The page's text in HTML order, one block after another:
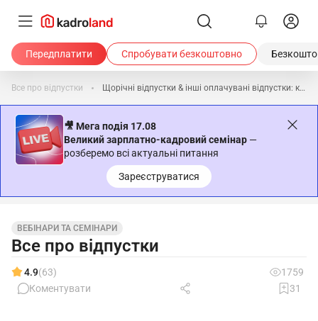
Передплатити Спробувати безкоштовно
Все про відпустки Щорічні відпустки & інші оплачувані відпустки: кейси з надання після трудових змін
🎥 Мега подія 17.08
Великий зарплатно-кадровий семінар —
розберемо всі актуальні питання
Зареєструватися
ВЕБІНАРИ ТА СЕМІНАРИ
Все про відпустки
4.9(63)
1759
Коментувати
31